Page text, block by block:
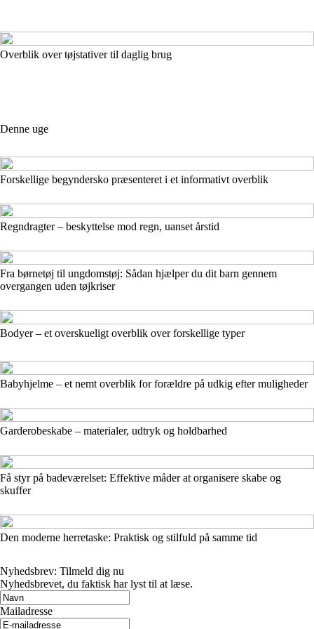
Overblik over tøjstativer til daglig brug
Denne uge
Forskellige begyndersko præsenteret i et informativt overblik
Regndragter – beskyttelse mod regn, uanset årstid
Fra børnetøj til ungdomstøj: Sådan hjælper du dit barn gennem
overgangen uden tøjkriser
Bodyer – et overskueligt overblik over forskellige typer
Babyhjelme – et nemt overblik for forældre på udkig efter muligheder
Garderobeskabe – materialer, udtryk og holdbarhed
Få styr på badeværelset: Effektive måder at organisere skabe og
skuffer
Den moderne herretaske: Praktisk og stilfuld på samme tid
Nyhedsbrev: Tilmeld dig nu
Nyhedsbrevet, du faktisk har lyst til at læse.
Mailadresse